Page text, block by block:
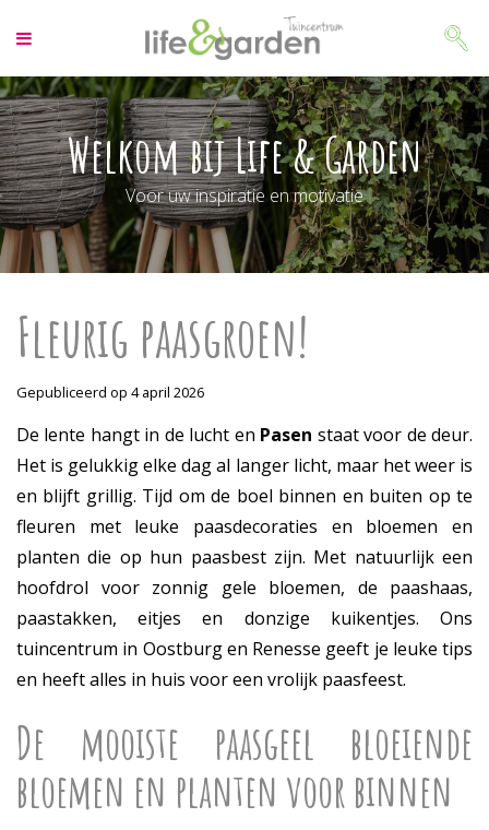
a
a
r
c
o
n
t
e
n
Welkom bij Life & Garden
Voor uw inspiratie en motivatie
Fleurig paasgroen!
Gepubliceerd op 4 april 2026
De lente hangt in de lucht en Pasen staat voor de deur.
Het is gelukkig elke dag al langer licht, maar het weer is
en blijft grillig. Tijd om de boel binnen en buiten op te
fleuren met leuke paasdecoraties en bloemen en
planten die op hun paasbest zijn. Met natuurlijk een
hoofdrol voor zonnig gele bloemen, de paashaas,
paastakken, eitjes en donzige kuikentjes. Ons
tuincentrum in Oostburg en Renesse geeft je leuke tips
en heeft alles in huis voor een vrolijk paasfeest.
De mooiste paasgeel bloeiende
bloemen en planten voor binnen